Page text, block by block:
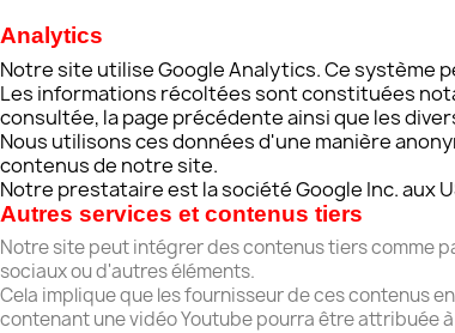
Analytics
Notre site utilise Google Analytics. Ce système
Les informations récoltées sont constituées
consultée, la page précédente ainsi que les
Nous utilisons ces données d'une manière
contenus de notre site.
Notre prestataire est la société Google Inc. aux
Autres services et contenus tiers
Notre site peut intégrer des contenus tiers comme
sociaux ou d'autres éléments.
Cela implique que les fournisseur de ces contenus
contenant une vidéo Youtube pourra être attribuée